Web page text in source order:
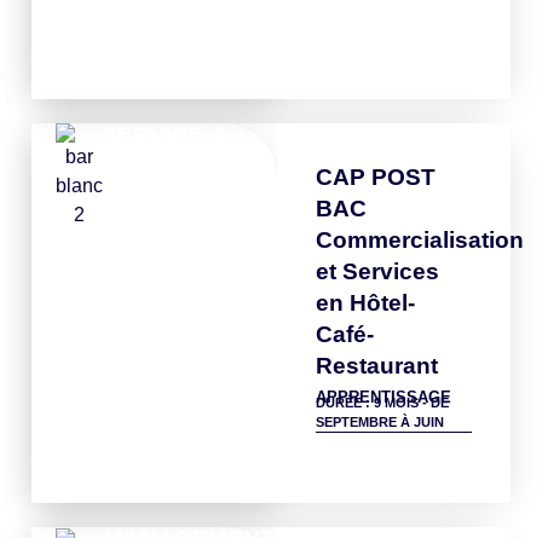
CAP POST
BAC
Commercialisation
et Services
en Hôtel-
Café-
Restaurant
APPRENTISSAGE
DURÉE : 9 MOIS - DE
SEPTEMBRE À JUIN